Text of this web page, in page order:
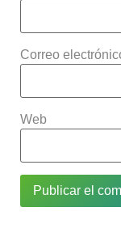
Correo
Web